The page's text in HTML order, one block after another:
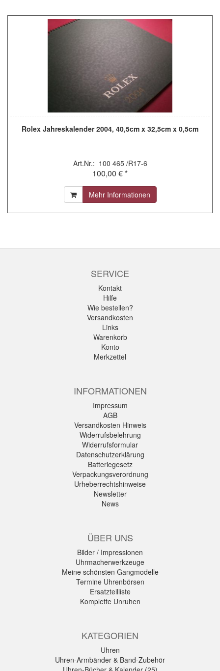
Rolex Jahreskalender 2004, 40,5cm x 32,5cm x 0,5cm
Art.Nr.: 100 465 /R17-6
100,00 € *
Mehr Informationen
SERVICE
Kontakt
Hilfe
Wie bestellen?
Versandkosten
Links
Warenkorb
Konto
Merkzettel
INFORMATIONEN
Impressum
AGB
Versandkosten Hinweis
Widerrufsbelehrung
Widerrufsformular
Datenschutzerklärung
Batteriegesetz
Verpackungsverordnung
Urheberrechtshinweise
Newsletter
News
ÜBER UNS
Bilder / Impressionen
Uhrmacherwerkzeuge
Meine schönsten Gangmodelle
Termine Uhrenbörsen
Ersatzteilliste
Komplette Unruhen
KATEGORIEN
Uhren
Uhren-Armbänder & Band-Zubehör